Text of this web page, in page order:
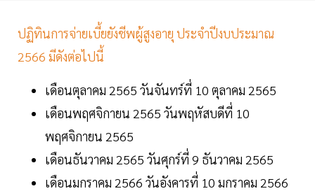
ปฏิทินการจ่ายเบี้ยยังชีพผู้สูงอายุ ประจำปีงบประมาณ
2566 มีดังต่อไปนี้
เดือนตุลาคม 2565 วันจันทร์ที่ 10 ตุลาคม 2565
เดือนพฤศจิกายน 2565 วันพฤหัสบดีที่ 10
พฤศจิกายน 2565
เดือนธันวาคม 2565 วันศุกร์ที่ 9 ธันวาคม 2565
เดือนมกราคม 2566 วันอังคารที่ 10 มกราคม 2566